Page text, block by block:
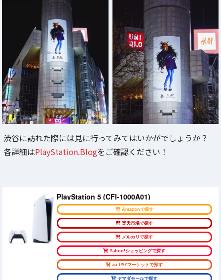
渋谷に訪れた際には見に行ってみてはいかがでしょうか？
各詳細はPlayStation.Blogをご確認ください！
PlayStation 5 (CFI-1000A01)
Amazonで探す
楽天市場で探す
メルカリで探す
Yahoo!ショッピングで探す
au PAYマーケットで探す
ヤマダモールで探す